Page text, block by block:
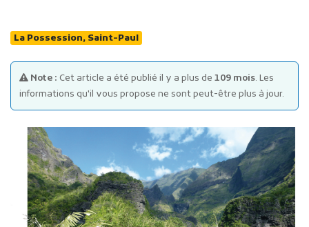
Marchés publics
Projets financés par l'Europe
Plans d'accès
La Possession, Saint-Paul
Note : Cet article a été publié il y a plus de 109 mois. Les
informations qu'il vous propose ne sont peut-être plus à jour.